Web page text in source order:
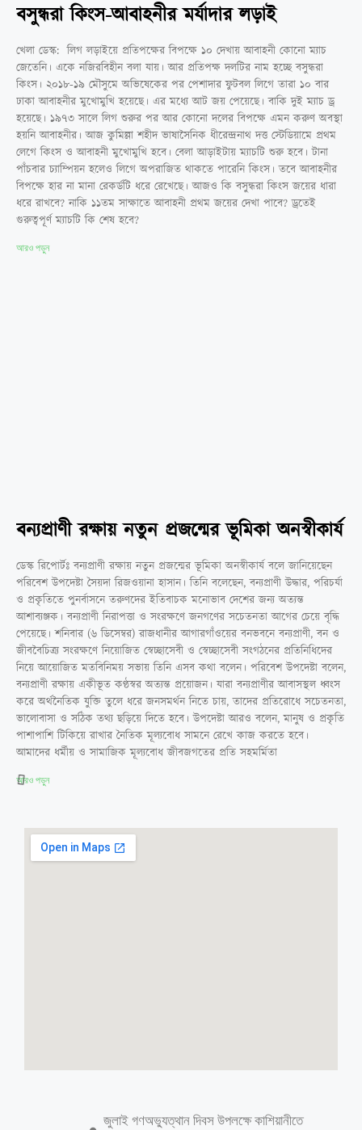
বসুন্ধরা কিংস-আবাহনীর মর্যাদার লড়াই
খেলা ডেস্ক: লিগ লড়াইয়ে প্রতিপক্ষের বিপক্ষে ১০ দেখায় আবাহনী কোনো ম্যাচ
জেতেনি। একে নজিরবিহীন বলা যায়। আর প্রতিপক্ষ দলটির নাম হচ্ছে বসুন্ধরা
কিংস। ২০১৮-১৯ মৌসুমে অভিষেকের পর পেশাদার ফুটবল লিগে তারা ১০ বার
ঢাকা আবাহনীর মুখোমুখি হয়েছে। এর মধ্যে আট জয় পেয়েছে। বাকি দুই ম্যাচ ড্র
হয়েছে। ১৯৭৩ সালে লিগ শুরুর পর আর কোনো দলের বিপক্ষে এমন করুণ অবস্থা
হয়নি আবাহনীর। আজ কুমিল্লা শহীদ ভাষাসৈনিক ধীরেন্দ্রনাথ দত্ত স্টেডিয়ামে প্রথম
লেগে কিংস ও আবাহনী মুখোমুখি হবে। বেলা আড়াইটায় ম্যাচটি শুরু হবে। টানা
পাঁচবার চ্যাম্পিয়ন হলেও লিগে অপরাজিত থাকতে পারেনি কিংস। তবে আবাহনীর
বিপক্ষে হার না মানা রেকর্ডটি ধরে রেখেছে। আজও কি বসুন্ধরা কিংস জয়ের ধারা
ধরে রাখবে? নাকি ১১তম সাক্ষাতে আবাহনী প্রথম জয়ের দেখা পাবে? ড্রতেই
গুরুত্বপূর্ণ ম্যাচটি কি শেষ হবে?
আরও পড়ুন
বন্যপ্রাণী রক্ষায় নতুন প্রজন্মের ভূমিকা অনস্বীকার্য
ডেস্ক রিপোর্টঃ বন্যপ্রাণী রক্ষায় নতুন প্রজন্মের ভূমিকা অনস্বীকার্য বলে জানিয়েছেন
পরিবেশ উপদেষ্টা সৈয়দা রিজওয়ানা হাসান। তিনি বলেছেন, বন্যপ্রাণী উদ্ধার, পরিচর্যা
ও প্রকৃতিতে পুনর্বাসনে তরুণদের ইতিবাচক মনোভাব দেশের জন্য অত্যন্ত
আশাব্যঞ্জক। বন্যপ্রাণী নিরাপত্তা ও সংরক্ষণে জনগণের সচেতনতা আগের চেয়ে বৃদ্ধি
পেয়েছে। শনিবার (৬ ডিসেম্বর) রাজধানীর আগারগাঁওয়ের বনভবনে বন্যপ্রাণী, বন ও
জীববৈচিত্র্য সংরক্ষণে নিয়োজিত স্বেচ্ছাসেবী ও স্বেচ্ছাসেবী সংগঠনের প্রতিনিধিদের
নিয়ে আয়োজিত মতবিনিময় সভায় তিনি এসব কথা বলেন। পরিবেশ উপদেষ্টা বলেন,
বন্যপ্রাণী রক্ষায় একীভূত কণ্ঠস্বর অত্যন্ত প্রয়োজন। যারা বন্যপ্রাণীর আবাসস্থল ধ্বংস
করে অর্থনৈতিক যুক্তি তুলে ধরে জনসমর্থন নিতে চায়, তাদের প্রতিরোধে সচেতনতা,
ভালোবাসা ও সঠিক তথ্য ছড়িয়ে দিতে হবে। উপদেষ্টা আরও বলেন, মানুষ ও প্রকৃতি
পাশাপাশি টিকিয়ে রাখার নৈতিক মূল্যবোধ সামনে রেখে কাজ করতে হবে।
আমাদের ধর্মীয় ও সামাজিক মূল্যবোধ জীবজগতের প্রতি সহমর্মিতা
আরও পড়ুন
জুলাই গণঅভ্যুত্থান দিবস উপলক্ষে কাশিয়ানীতে